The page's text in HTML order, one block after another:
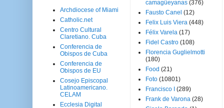
Archdiocese of Miami
Catholic.net
Centro Cultural
Claretiano. Cuba
Conferencia de
Obispos de Cuba
Conferencia de
Obispos de EU
Cosejo Episcopal
Latinoamericano.
CELAM
Ecclesia Digital
camagüeyanas (376)
Fausto Canel (12)
Felix Luis Viera (448)
Félix Varela (17)
Fidel Castro (108)
Florencia Guglielmotti
(180)
Food (21)
Foto (10801)
Francisco I
(289)
Frank de Varona (28)